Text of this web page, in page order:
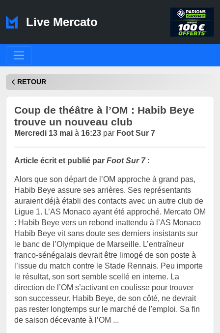
Live Mercato
RETOUR
Coup de théâtre à l’OM : Habib Beye
trouve un nouveau club
Mercredi 13 mai à 16:23 par Foot Sur 7
Article écrit et publié par Foot Sur 7:
Alors que son départ de l’OM approche à grand pas,
Habib Beye assure ses arrières. Ses représentants
auraient déjà établi des contacts avec un autre club de
Ligue 1. L’AS Monaco ayant été approché. Mercato OM
: Habib Beye vers un rebond inattendu à l’AS Monaco
Habib Beye vit sans doute ses derniers insistants sur
le banc de l’Olympique de Marseille. L’entraîneur
franco-sénégalais devrait être limogé de son poste à
l’issue du match contre le Stade Rennais. Peu importe
le résultat, son sort semble scellé en interne. La
direction de l’OM s’activant en coulisse pour trouver
son successeur. Habib Beye, de son côté, ne devrait
pas rester longtemps sur le marché de l'emploi. Sa fin
de saison décevante à l’OM ...